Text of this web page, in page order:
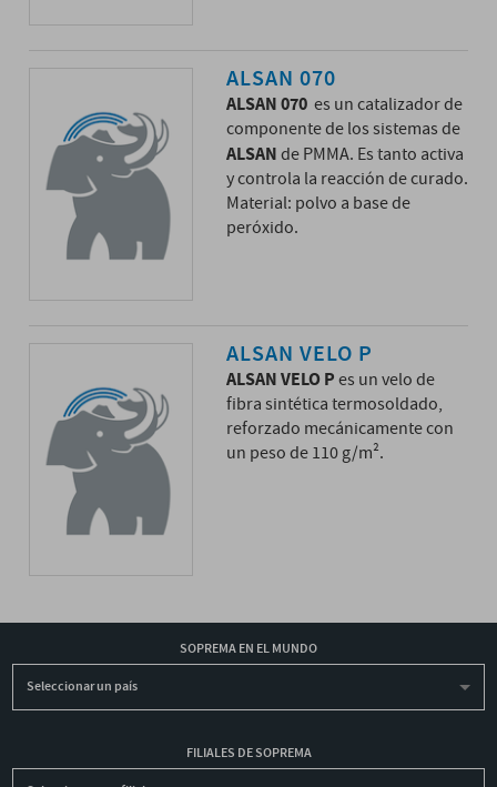
ALSAN 070
ALSAN 070es un catalizador de
componente de los sistemas de
ALSANde PMMA. Es tanto activa
y controla la reacción de curado.
Material: polvo a base de
peróxido.
ALSAN VELO P
ALSAN VELO Pes un velo de
fibra sintética termosoldado,
reforzado mecánicamente con
un peso de 110 g/m².
SOPREMA EN EL MUNDO
Seleccionar un país
FILIALES DE SOPREMA